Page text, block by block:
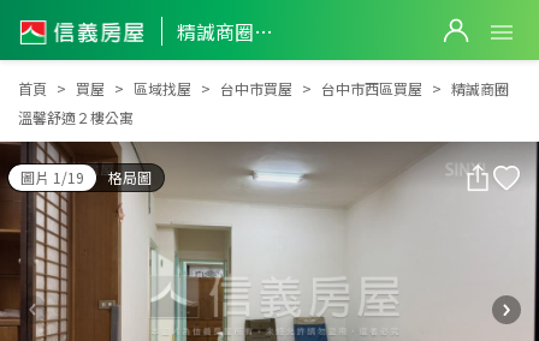
精誠商圈溫馨舒適２樓公寓
精誠商圈溫馨舒適２樓公寓
首頁 買屋 區域找屋 台中市買屋 台中市西區買屋
精誠商圈
溫馨舒適２樓公寓
圖片 1/19 格局圖